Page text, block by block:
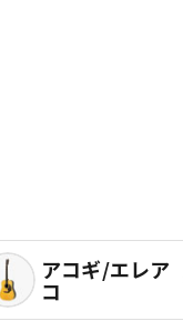
アコギ/エレア
コ